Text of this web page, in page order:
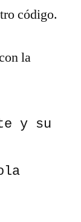
código.
la
y su